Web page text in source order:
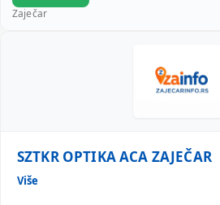
Zaječar
SZTKR OPTIKA ACA ZAJEČAR
Više